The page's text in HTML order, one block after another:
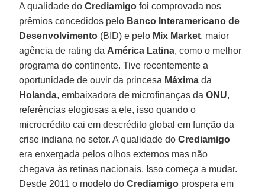
A qualidade doCrediamigofoi comprovada nos
prêmios concedidos pelo Banco Interamericano de
Desenvolvimento (BID) e pelo Mix Market, maior
agência de rating da América Latina, como o melhor
programa do continente. Tive recentemente a
oportunidade de ouvir da princesa Máximada
Holanda, embaixadora de microfinanças daONU,
referências elogiosas a ele, isso quando o
microcrédito cai em descrédito global em função da
crise indiana no setor. A qualidade doCrediamigo
era enxergada pelos olhos externos mas não
chegava às retinas nacionais. Isso começa a mudar.
Desde 2011 o modelo doCrediamigo prospera em